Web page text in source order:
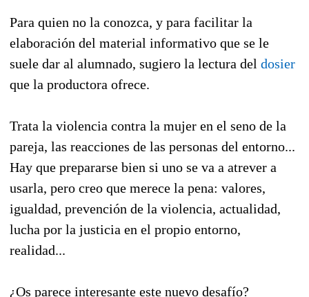
Para quien no la conozca, y para facilitar la
elaboración del material informativo que se le
suele dar al alumnado, sugiero la lectura del dosier
que la productora ofrece.
Trata la violencia contra la mujer en el seno de la
pareja, las reacciones de las personas del entorno...
Hay que prepararse bien si uno se va a atrever a
usarla, pero creo que merece la pena: valores,
igualdad, prevención de la violencia, actualidad,
lucha por la justicia en el propio entorno,
realidad...
¿Os parece interesante este nuevo desafío?